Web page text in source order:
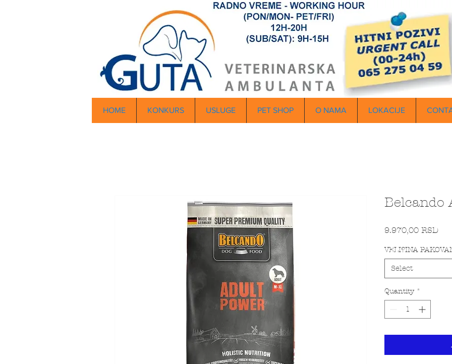
HOME KONKURS USLUGE PET SHOP O NAMA LOKACIJE
Belcando
9.970,00 RSD
VELI?INA
Select
Quantity *